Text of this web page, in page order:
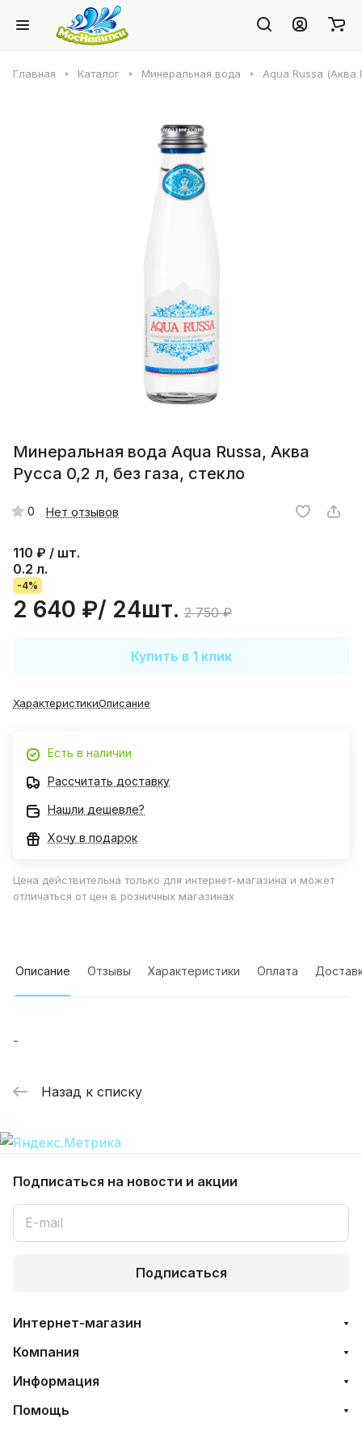
Главная Каталог Минеральная вода Aqua Russa (Аква
Минеральная вода Aqua Russa, Аква
Русса 0,2 л, без газа, стекло
0 Нет отзывов
110 ₽ / шт.
0.2 л.
-4%
2 640 ₽/ 24шт. 2 750 ₽
Купить в 1 клик
ХарактеристикиОписание
Есть в наличии
Рассчитать доставку
Нашли дешевле?
Хочу в подарок
Цена действительна только для интернет-магазина и может
отличаться от цен в розничных магазинах
Описание Отзывы Характеристики Оплата
-
Назад к списку
Подписаться на новости и акции
Подписаться
Интернет-магазин
Компания
Информация
Помощь